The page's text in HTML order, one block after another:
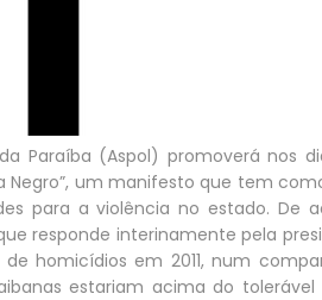
Paraíba (Aspol) promoverá nos
Negro”, um manifesto que tem
para a violência no estado. De
responde interinamente pela
homicídios em 2011, num
estariam acima do